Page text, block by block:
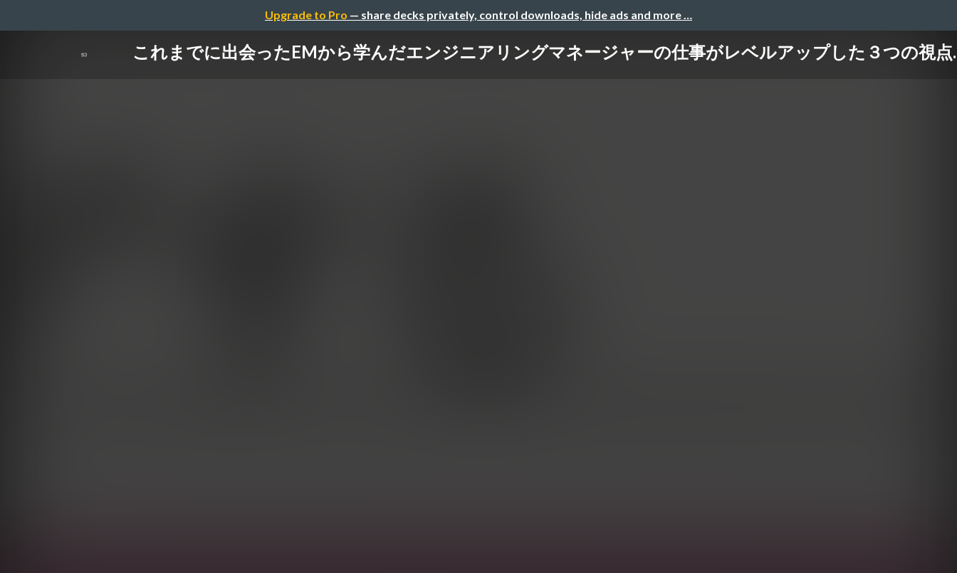
Upgrade to Pro — share decks privately, control downloads, hide ads and more …
これまでに出会ったEMから学んだエンジニアリングマネージャーの仕事がレベルアップした３つの視点